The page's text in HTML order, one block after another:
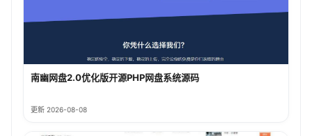
南幽网盘2.0优化版开源PHP网盘系统源码
更新 2026-08-08